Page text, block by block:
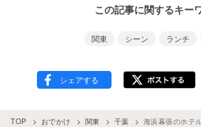
この記事に関するキー
関東 シーン ランチ
TOP おでかけ 関東 千葉 海浜幕張のホテ